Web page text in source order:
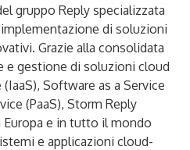
gruppo Reply specializzata
di soluzioni
Grazie alla consolidata
e gestione di soluzioni cloud
Software as a Service
(PaaS), Storm Reply
e in tutto il mondo
e applicazioni cloud-